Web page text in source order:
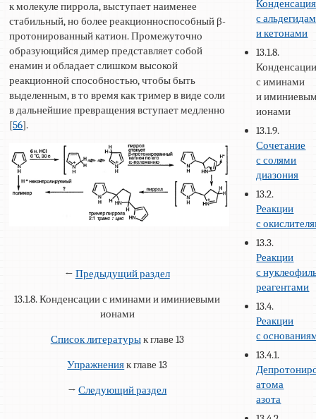
к молекуле пиррола, выступает наименее
стабильный, но более реакционноспособный β-
протонированный катион. Промежуточно
образующийся димер представляет собой
енамин и обладает слишком высокой
реакционной способностью, чтобы быть
выделенным, в то время как тример в виде соли
в дальнейшие превращения вступает медленно
[56].
← Предыдущий раздел
13.1.8. Конденсации с иминами и иминиевыми
ионами
Список литературык главе 13
Упражненияк главе 13
→Следующий раздел
Конденсация
с
и кетонами
13.1.8.
с иминами
и
ионами
13.1.9.
Сочетание
с солями
диазония
13.2.
Реакции
с
13.3.
Реакции
с
реагентами
13.4.
Реакции
с
13.4.1.
атома
азота